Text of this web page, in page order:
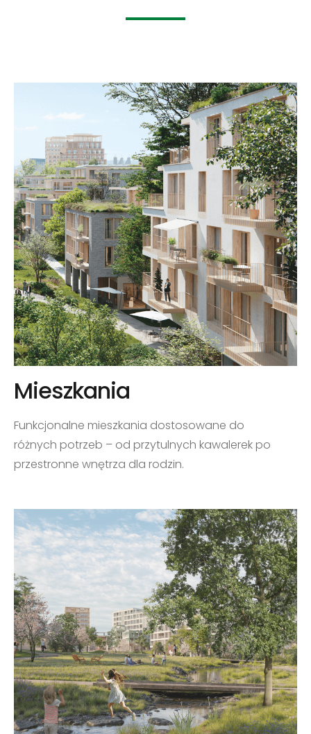
Mieszkania
Funkcjonalne mieszkania dostosowane do
różnych potrzeb – od przytulnych kawalerek po
przestronne wnętrza dla rodzin.